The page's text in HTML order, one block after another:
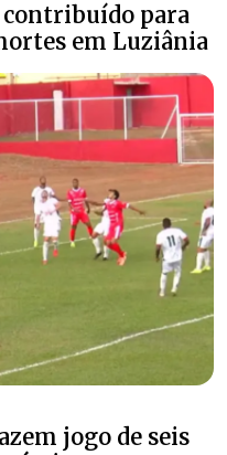
para
em Luziânia
jogo de seis